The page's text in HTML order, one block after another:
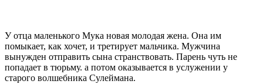
У отца маленького Мука новая молодая жена. Она им
помыкает, как хочет, и третирует мальчика. Мужчина
вынужден отправить сына странствовать. Парень чуть не
попадает в тюрьму. а потом оказывается в услужении у
старого волшебника Сулеймана.